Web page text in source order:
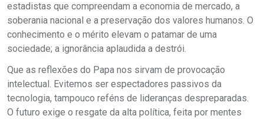
estadistas que compreendam a economia de mercado, a
soberania nacional e a preservação dos valores humanos. O
conhecimento e o mérito elevam o patamar de uma
sociedade; a ignorância aplaudida a destrói.
Que as reflexões do Papa nos sirvam de provocação
intelectual. Evitemos ser espectadores passivos da
tecnologia, tampouco reféns de lideranças despreparadas.
O futuro exige o resgate da alta política, feita por mentes